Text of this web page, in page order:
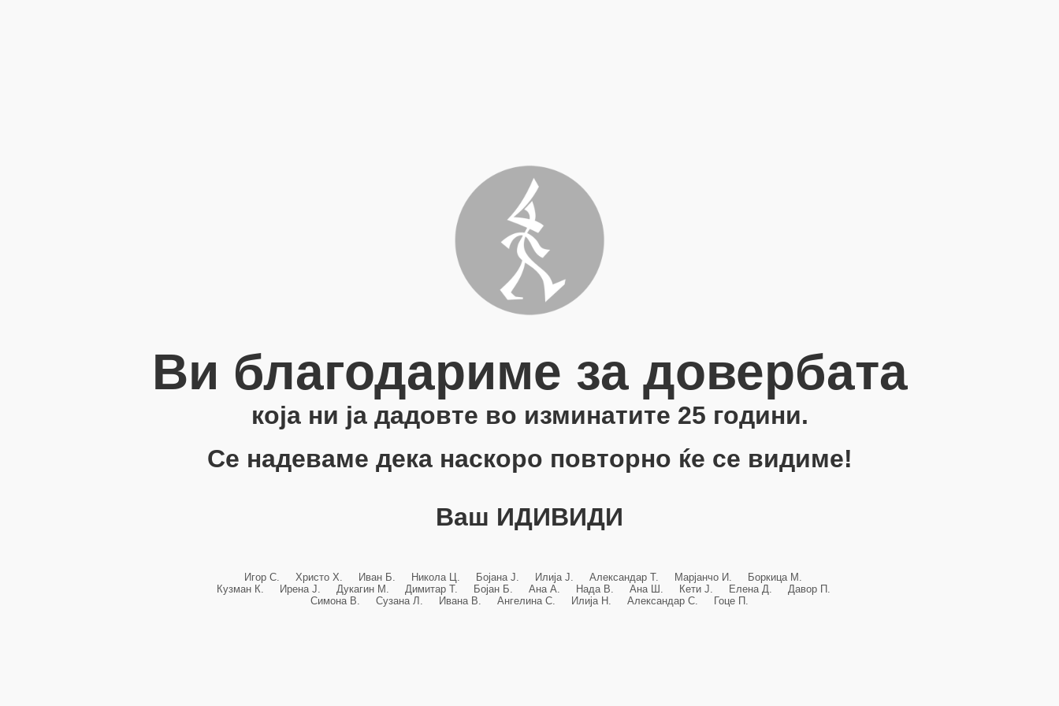
Ви благодариме за довербата
која ни ја дадовте во изминатите 25 години.
Се надеваме дека наскоро повторно ќе се видиме!
Ваш ИДИВИДИ
Игор С. Христо Х. Иван Б. Никола Ц. Бојана Ј. Илија Ј. Александар Т. Марјанчо И. Боркица М.
Кузман К. Ирена Ј. Дукагин М. Димитар Т. Бојан Б. Ана А. Нада В. Ана Ш. Кети Ј. Елена Д. Давор П.
Симона В. Сузана Л. Ивана В. Ангелина С. Илија Н. Александар С. Гоце П.